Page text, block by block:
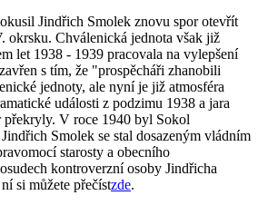
Jindřich Smolek znovu spor otevřít
okrsku. Chválenická jednota však již
let 1938 - 1939 pracovala na vylepšení
s tím, že "prospěcháři zhanobili
jednoty, ale nyní je již atmosféra
události z podzimu 1938 a jara
překryly. V roce 1940 byl Sokol
Smolek se stal dosazeným vládním
starosty a obecního
kontroverzní osoby Jindřicha
si můžete přečístzde.